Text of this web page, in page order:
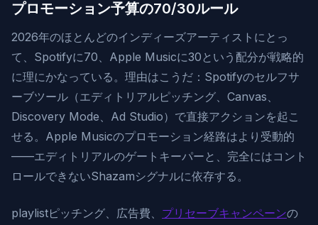
プロモーション予算の70/30ルール
2026年のほとんどのインディーズアーティストにとっ
て、Spotifyに70、Apple Musicに30という配分が戦略的
に理にかなっている。理由はこうだ：Spotifyのセルフサ
ーブツール（エディトリアルピッチング、Canvas、
Discovery Mode、Ad Studio）で直接アクションを起こ
せる。Apple Musicのプロモーション経路はより受動的
——エディトリアルのゲートキーパーと、完全にはコント
ロールできないShazamシグナルに依存する。
playlistピッチング、広告費、 プリセーブキャンペーンの